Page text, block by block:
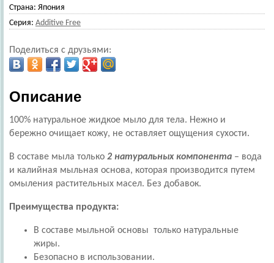
Страна: Япония
Серия: Additive Free
Поделиться с друзьями:
Описание
100% натуральное жидкое мыло для тела. Нежно и
бережно очищает кожу, не оставляет ощущения сухости.
В составе мыла только 2 натуральных компонента – вода
и калийная мыльная основа, которая производится путем
омыления растительных масел. Без добавок.
Преимущества продукта:
В составе мыльной основы только натуральные
жиры.
Безопасно в использовании.